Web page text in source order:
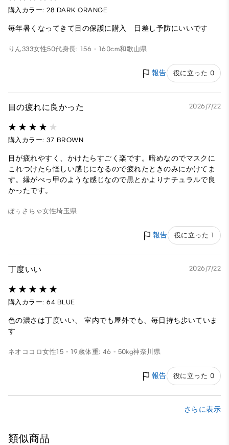
購入カラー: 28 DARK ORANGE
毎年暑くなってきて目の保護に購入 日差し予防にいいです
りん333女性50代身長: 156 - 160cm和歌山県
報告 役に立った 0
目の疲れに良かった 2026/7/22
購入カラー: 37 BROWN
目が疲れやすく、かけたらすごく楽です。暗めなのでマスクに
これつけたら怪しい感じになるので疲れたときのみにかけてま
す。縁がべっ甲のような感じなので黒とかよりナチュラルで良
かったです。
ぽぅさちゃ女性埼玉県
報告 役に立った 1
丁度いい 2026/7/22
購入カラー: 64 BLUE
色の濃さは丁度いい、 室内でも屋外でも、毎日持ち歩いていま
す
ネオココロ女性15 - 19歳体重: 46 - 50kg神奈川県
報告 役に立った 0
さらに表示
類似商品